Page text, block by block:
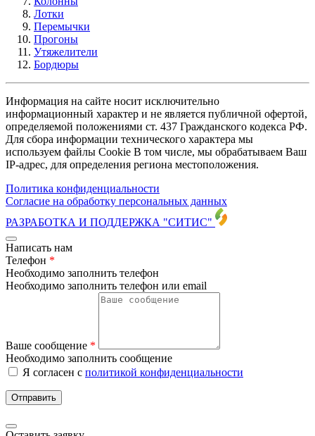
Лотки
Перемычки
Прогоны
Утяжелители
Бордюры
Информация на сайте носит исключительно
информационный характер и не является публичной офертой,
определяемой положениями ст. 437 Гражданского кодекса РФ.
Для сбора информации технического характера мы
используем файлы Cookie В том числе, мы обрабатываем Ваш
IP-адрес, для определения региона местоположения.
Политика конфиденциальности
Согласие на обработку персональных данных
РАЗРАБОТКА И ПОДДЕРЖКА "СИТИС"
Написать нам
Телефон *
Необходимо заполнить телефон
Необходимо заполнить телефон или email
Ваше сообщение *
Необходимо заполнить сообщение
Я согласен с политикой конфиденциальности
Отправить